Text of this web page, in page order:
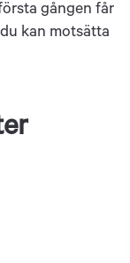
gången får
kan motsätta